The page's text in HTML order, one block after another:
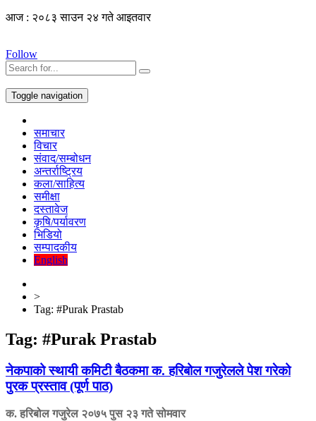
आज : २०८३ साउन २४ गते आइतवार
Follow
Toggle navigation
समाचार
विचार
संवाद/सम्बोधन
अन्तर्राष्ट्रिय
कला/साहित्य
समीक्षा
दस्तावेज
कृषि/पर्यावरण
भिडियो
सम्पादकीय
English
>
Tag: #Purak Prastab
Tag: #Purak Prastab
नेकपाको स्थायी कमिटी बैठकमा क. हरिबोल गजुरेलले पेश गरेको
पुरक प्रस्ताव (पूर्ण पाठ)
क. हरिबोल गजुरेल २०७५ पुस २३ गते सोमवार